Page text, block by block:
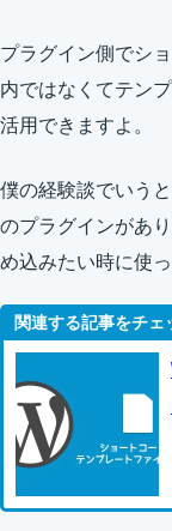
プラグイン側でシ
内ではなくてテン
活用できますよ。
僕の経験談でいう
のプラグインがあ
め込みたい時に使